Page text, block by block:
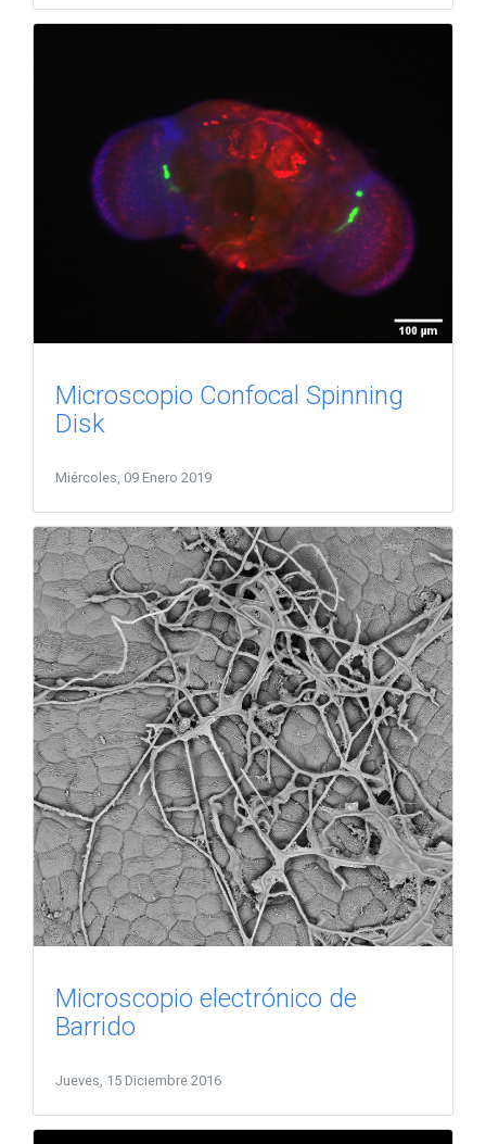
Microscopio Confocal Spinning
Disk
Miércoles, 09 Enero 2019
Microscopio electrónico de
Barrido
Jueves, 15 Diciembre 2016